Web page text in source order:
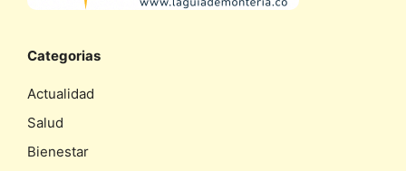
Categorias
Actualidad
Salud
Bienestar